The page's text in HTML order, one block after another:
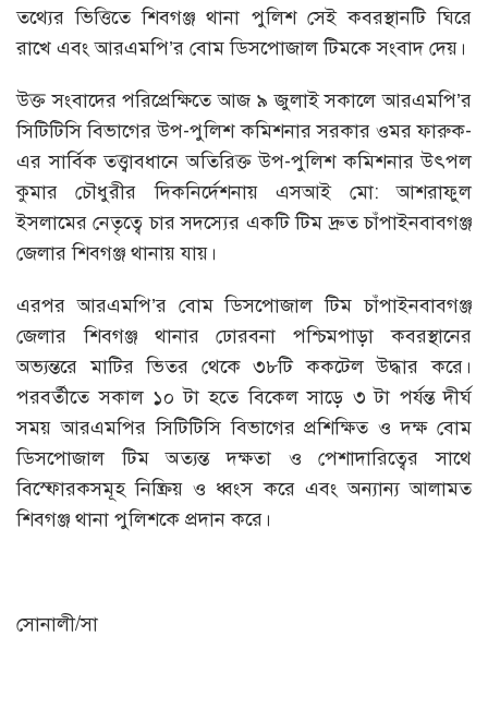
তথ্যের ভিত্তিতে শিবগঞ্জ থানা পুলিশ সেই কবরস্থানটি ঘিরে
রাখে এবং আরএমপি’র বোম ডিসপোজাল টিমকে সংবাদ দেয়।
উক্ত সংবাদের পরিপ্রেক্ষিতে আজ ৯ জুলাই সকালে আরএমপি’র
সিটিটিসি বিভাগের উপ-পুলিশ কমিশনার সরকার ওমর ফারুক-
এর সার্বিক তত্ত্বাবধানে অতিরিক্ত উপ-পুলিশ কমিশনার উৎপল
কুমার চৌধুরীর দিকনির্দেশনায় এসআই মো: আশরাফুল
ইসলামের নেতৃত্বে চার সদস্যের একটি টিম দ্রুত চাঁপাইনবাবগঞ্জ
জেলার শিবগঞ্জ থানায় যায়।
এরপর আরএমপি’র বোম ডিসপোজাল টিম চাঁপাইনবাবগঞ্জ
জেলার শিবগঞ্জ থানার ঢোরবনা পশ্চিমপাড়া কবরস্থানের
অভ্যন্তরে মাটির ভিতর থেকে ৩৮টি ককটেল উদ্ধার করে।
পরবর্তীতে সকাল ১০ টা হতে বিকেল সাড়ে ৩ টা পর্যন্ত দীর্ঘ
সময় আরএমপির সিটিটিসি বিভাগের প্রশিক্ষিত ও দক্ষ বোম
ডিসপোজাল টিম অত্যন্ত দক্ষতা ও পেশাদারিত্বের সাথে
বিস্ফোরকসমূহ নিষ্ক্রিয় ও ধ্বংস করে এবং অন্যান্য আলামত
শিবগঞ্জ থানা পুলিশকে প্রদান করে।
সোনালী/সা